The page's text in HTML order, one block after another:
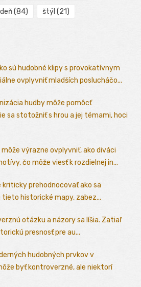
(84) štýl (21)
sú hudobné klipy s provokatívnym
ovplyvniť mladších poslucháčo...
hudby môže pomôcť
sa stotožniť s hrou a jej témami, hoci
môže výrazne ovplyvniť, ako diváci
čo môže viesť k rozdielnej in...
kriticky prehodnocovať ako sa
historické mapy, zabez...
otázku a názory sa líšia. Zatiaľ
presnosť pre au...
hudobných prvkov v
byť kontroverzné, ale niektorí